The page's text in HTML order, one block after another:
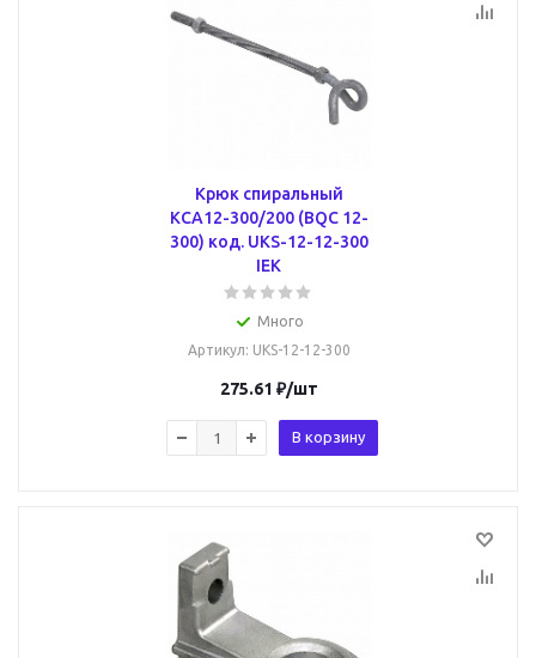
Крюк спиральный
КСА12-300/200 (BQC 12-
300) код. UKS-12-12-300
IEK
Много
Артикул: UKS-12-12-300
275.61 ₽/шт
В корзину